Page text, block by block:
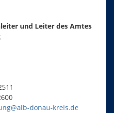
und Leiter des Amtes
donau-kreis.de